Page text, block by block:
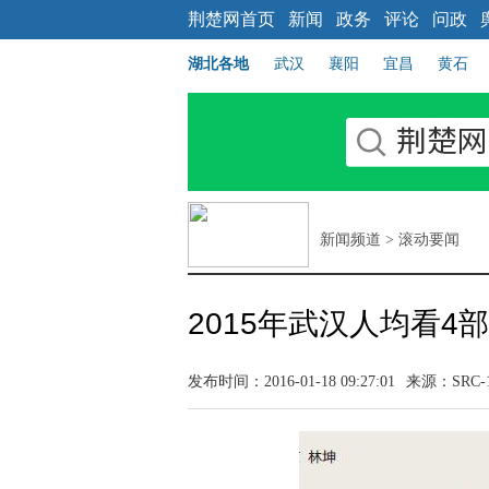
荆楚网首页 新闻 政务 评论 问政
湖北各地 武汉 襄阳 宜昌 黄石
新闻频道 > 滚动要闻
2015年武汉人均看4
发布时间：2016-01-18 09:27:01 来源： SRC-